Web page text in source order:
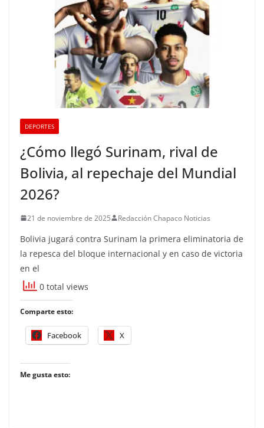
DEPORTES
¿Cómo llegó Surinam, rival de
Bolivia, al repechaje del Mundial
2026?
21 de noviembre de 2025 Redacción Chapaco Noticias
Bolivia jugará contra Surinam la primera eliminatoria de
la repesca del bloque internacional y en caso de victoria
en el
0 total views
Comparte esto:
Facebook X
Me gusta esto: